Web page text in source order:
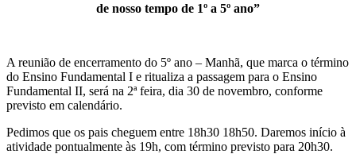
de nosso tempo de 1º a 5º ano”
A reunião de encerramento do 5º ano – Manhã, que marca o término
do Ensino Fundamental I e ritualiza a passagem para o Ensino
Fundamental II, será na 2ª feira, dia 30 de novembro, conforme
previsto em calendário.
Pedimos que os pais cheguem entre 18h30 18h50. Daremos início à
atividade pontualmente às 19h, com término previsto para 20h30.